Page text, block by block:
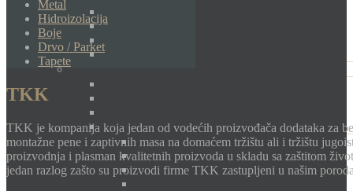
Metal
Hidroizolacija
Boje
Drvo / Parket
Tapete
TKK
TKK je kompanija koja jedan od vodećih proizvođača dodataka za
montažne pene i zaptivnih masa na domaćem tržištu ali i tržištu
proizvodnja i plasman kvalitetnih proizvoda u skladu sa zaštitom
jedan razlog zašto su proizvodi firme TKK zastupljeni u našim